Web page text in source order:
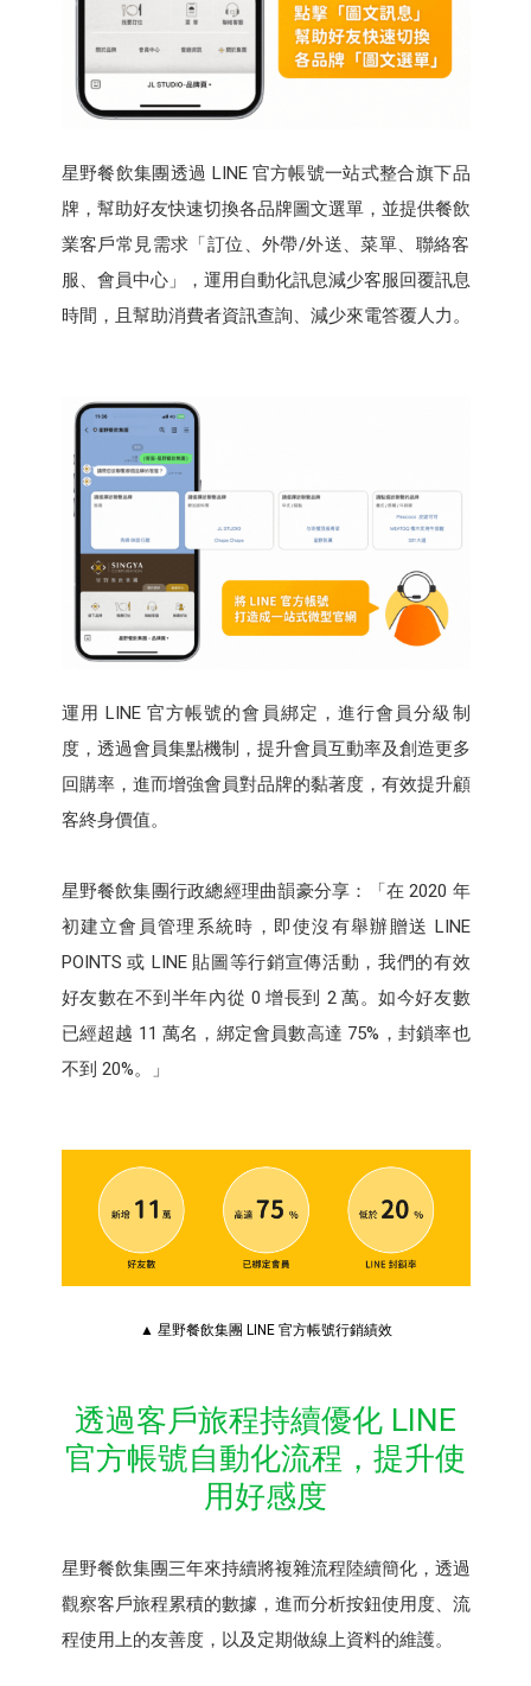
星野餐飲集團透過 LINE 官方帳號一站式整合旗下品
牌，幫助好友快速切換各品牌圖文選單，並提供餐飲
業客戶常見需求「訂位、外帶/外送、菜單、聯絡客
服、會員中心」，運用自動化訊息減少客服回覆訊息
時間，且幫助消費者資訊查詢、減少來電答覆人力。
運用 LINE 官方帳號的會員綁定，進行會員分級制
度，透過會員集點機制，提升會員互動率及創造更多
回購率，進而增強會員對品牌的黏著度，有效提升顧
客終身價值。
星野餐飲集團行政總經理曲韻豪分享：「在 2020 年
初建立會員管理系統時，即使沒有舉辦贈送 LINE
POINTS 或 LINE 貼圖等行銷宣傳活動，我們的有效
好友數在不到半年內從 0 增長到 2 萬。如今好友數
已經超越 11 萬名，綁定會員數高達 75%，封鎖率也
不到 20%。」
▲ 星野餐飲集團 LINE 官方帳號行銷績效
透過客戶旅程持續優化 LINE
官方帳號自動化流程，提升使
用好感度
星野餐飲集團三年來持續將複雜流程陸續簡化，透過
觀察客戶旅程累積的數據，進而分析按鈕使用度、流
程使用上的友善度，以及定期做線上資料的維護。